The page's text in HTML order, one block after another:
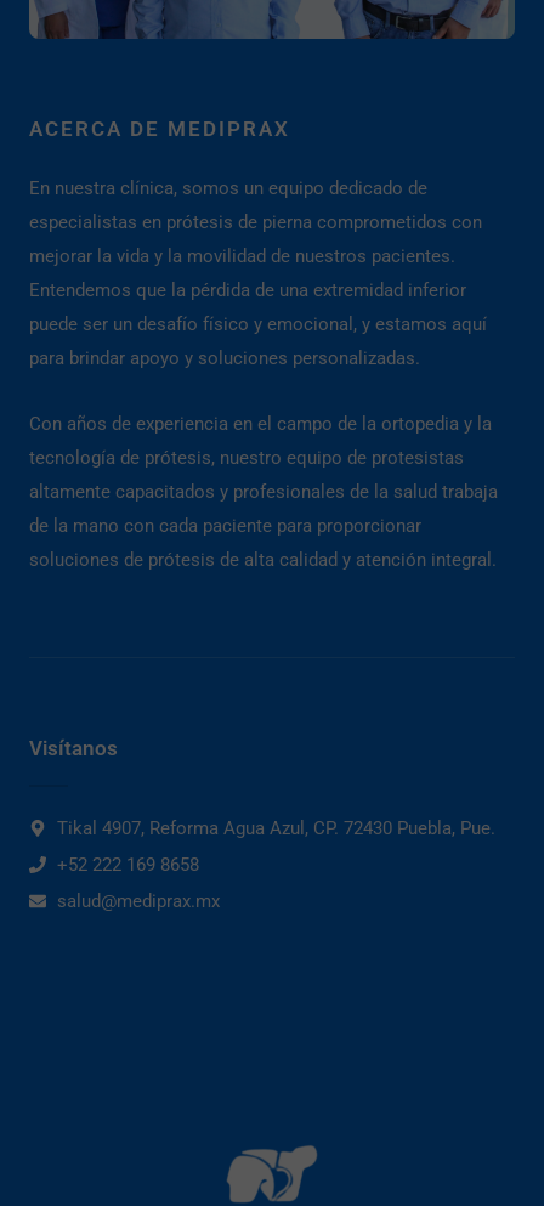
ACERCA DE MEDIPRAX
En nuestra clínica, somos un equipo dedicado de
especialistas en prótesis de pierna comprometidos con
mejorar la vida y la movilidad de nuestros pacientes.
Entendemos que la pérdida de una extremidad inferior
puede ser un desafío físico y emocional, y estamos aquí
para brindar apoyo y soluciones personalizadas.
Con años de experiencia en el campo de la ortopedia y la
tecnología de prótesis, nuestro equipo de protesistas
altamente capacitados y profesionales de la salud trabaja
de la mano con cada paciente para proporcionar
soluciones de prótesis de alta calidad y atención integral.
Visítanos
Tikal 4907, Reforma Agua Azul, CP. 72430 Puebla, Pue.
+52 222 169 8658
salud@mediprax.mx